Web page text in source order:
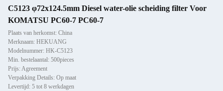
C5123 φ72x124.5mm Diesel water-olie scheiding filter Voor
KOMATSU PC60-7 PC60-7
Plaats van herkomst: China
Merknaam: HEKUANG
Modelnummer: HK-C5123
Min. bestelaantal: 500pieces
Prijs: Agreement
Verpakking Details: Op maat
Levertijd: 5 tot 8 werkdagen